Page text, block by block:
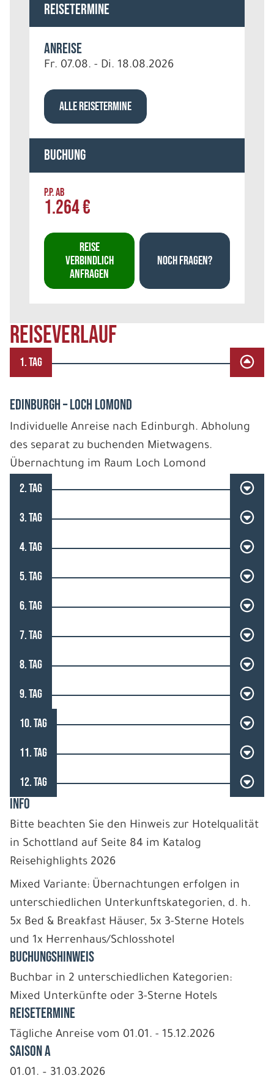
REISEVERLAUF
1. TAG
EDINBURGH – LOCH LOMOND
Individuelle Anreise nach Edinburgh. Abholung
des separat zu buchenden Mietwagens.
Übernachtung im Raum Loch Lomond
2. TAG
3. TAG
4. TAG
5. TAG
6. TAG
7. TAG
8. TAG
9. TAG
10. TAG
11. TAG
12. TAG
INFO
Bitte beachten Sie den Hinweis zur Hotelqualität
in Schottland auf Seite 84 im Katalog
Reisehighlights 2026
Mixed Variante: Übernachtungen erfolgen in
unterschiedlichen Unterkunftskategorien, d. h.
5x Bed & Breakfast Häuser, 5x 3-Sterne Hotels
und 1x Herrenhaus/Schlosshotel
BUCHUNGSHINWEIS
Buchbar in 2 unterschiedlichen Kategorien:
Mixed Unterkünfte oder 3-Sterne Hotels
REISETERMINE
Tägliche Anreise vom 01.01. - 15.12.2026
Saison A
01.01. – 31.03.2026
Reisetermine
Anreise
Fr. 07.08. - Di. 18.08.2026
ALLE REISETERMINE
Buchung
P.P. AB
1.264 €
REISE
VERBINDLICH
ANFRAGEN
NOCH FRAGEN?